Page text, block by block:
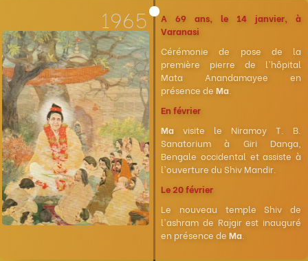
1965
A 69 ans, le 14 janvier, à
Varanasi
Cérémonie de pose de la
première pierre de l'hôpital
Mata Anandamayee en
présence de Ma
En février
Ma visite le Niramoy T. B.
Sanatorium à Giri Danga,
Bengale occidental et assiste à
l'ouverture du Shiv Mandir.
Le 20 février
Le nouveau temple Shiv de
l'ashram de Rajgir est inauguré
en présence de Ma